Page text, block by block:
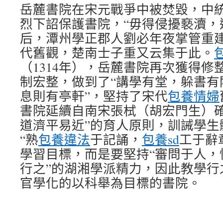
岳麓書院在宋元戰爭中被焚毀，中
烈下詔保護書院，“毋得侵擾褻瀆
后，潭州學正郡人劉必年夜掌管重
代舊觀，楚南士子重又云集于此。
（1314年），岳麓書院再次獲得
制宏整，做到了“講學有堂，躲書
息則有亭軒”，堅持了宋代包養情婦
書院延續自南宋張栻（胡宏門生）
道濟平易近”的育人原則，訓誡學
“熟包養違法于記誦， 包養sd工于辭
學習目標，而是要堅持“審問于人
行之”的湖湘學派精力，因此教學
官學化的以科舉為目標的書院。